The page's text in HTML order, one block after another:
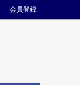
会員登録